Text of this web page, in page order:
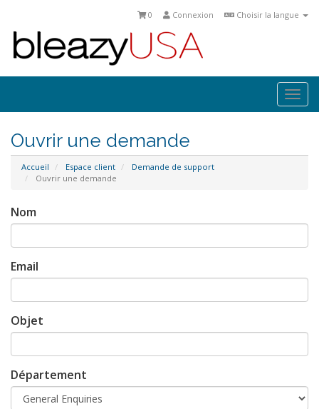
Choisir la langue
Connexion
0
Ouvrir une demande
Accueil Espace client
Demande de support
Ouvrir une demande
Nom
Email
Objet
Département